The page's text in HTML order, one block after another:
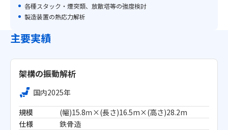
各種スタック・煙突類、放散塔等の強度検討
製造装置の熱応力解析
主要実績
架構の振動解析
国内2025年
規模
(幅)15.8ｍ×(長さ)16.5m×(高さ)28.2m
仕様
鉄骨造